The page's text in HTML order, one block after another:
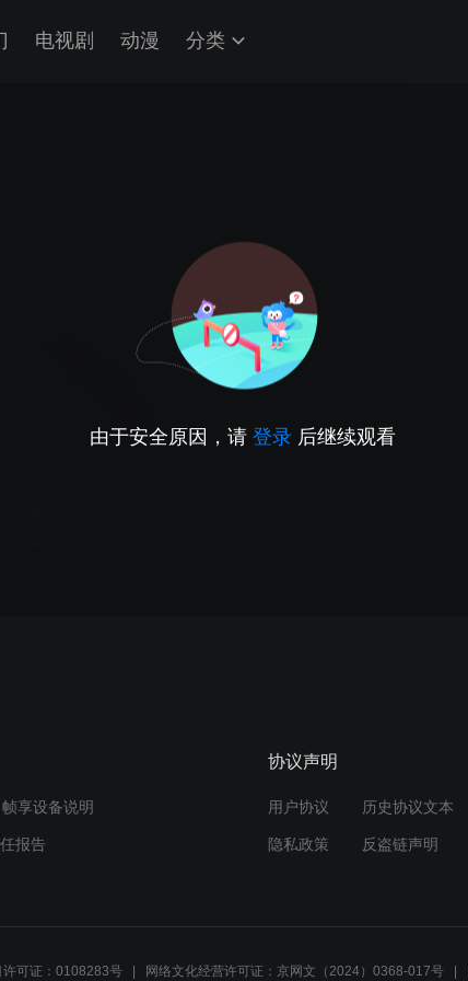
电视剧 动漫 分类
由于安全原因，请 登录 后继续观看
帧享设备说明
报告
协议声明
用户协议 历史协议文本
隐私政策 反盗链声明
可证：0108283号 网络文化经营许可证：京网文（2024）0368-017号